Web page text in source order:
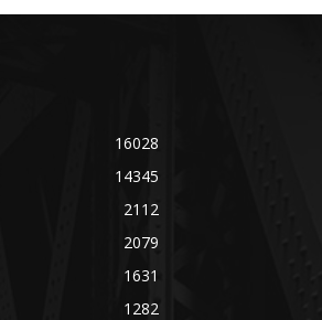
16028
14345
2112
2079
1631
1282